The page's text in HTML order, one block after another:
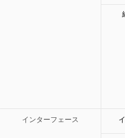
インターフェース